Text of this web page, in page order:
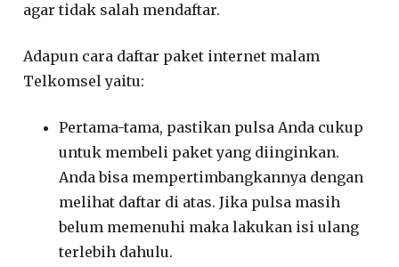
agar tidak salah mendaftar.
Adapun cara daftar paket internet malam
Telkomsel yaitu:
Pertama-tama, pastikan pulsa Anda cukup
untuk membeli paket yang diinginkan.
Anda bisa mempertimbangkannya dengan
melihat daftar di atas. Jika pulsa masih
belum memenuhi maka lakukan isi ulang
terlebih dahulu.